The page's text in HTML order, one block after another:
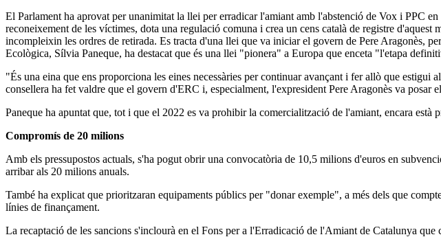
El Parlament ha aprovat per unanimitat la llei per erradicar l'amiant amb l'abstenció de Vox i PPC
reconeixement de les víctimes, dota una regulació comuna i crea un cens català de registre
incompleixin les ordres de retirada. Es tracta d'una llei que va iniciar el govern de Pere Aragonès,
Ecològica, Sílvia Paneque, ha destacat que és una llei "pionera" a Europa que enceta "l'etapa
"És una eina que ens proporciona les eines necessàries per continuar avançant i fer allò que
consellera ha fet valdre que el govern d'ERC i, especialment, l'expresident Pere Aragonès va posar
Paneque ha apuntat que, tot i que el 2022 es va prohibir la comercialització de l'amiant, encara
Compromís de 20 milions
Amb els pressupostos actuals, s'ha pogut obrir una convocatòria de 10,5 milions d'euros en
arribar als 20 milions anuals.
També ha explicat que prioritzaran equipaments públics per "donar exemple", a més dels que
línies de finançament.
La recaptació de les sancions s'inclourà en el Fons per a l'Erradicació de l'Amiant de Catalunya